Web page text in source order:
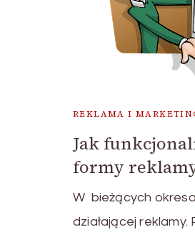
REKLAMA I
Jak
formy
W bieżących
działającej